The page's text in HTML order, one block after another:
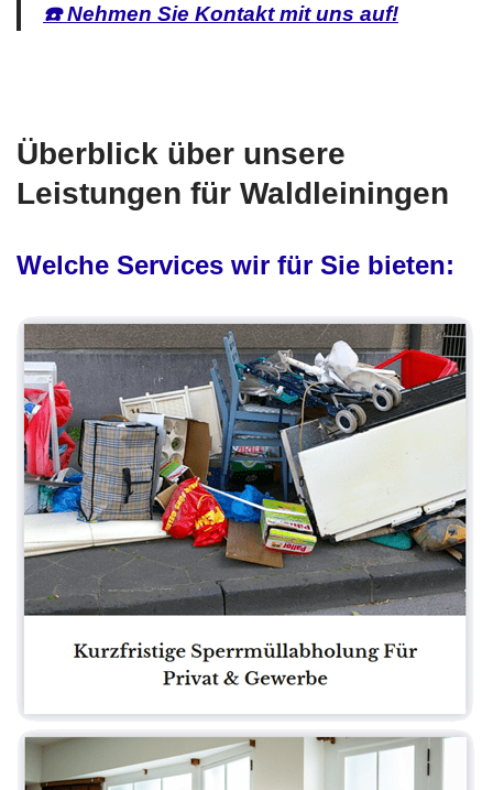
☎️ Nehmen Sie Kontakt mit uns auf!
Überblick über unsere
Leistungen für Waldleiningen
Welche Services wir für Sie bieten: